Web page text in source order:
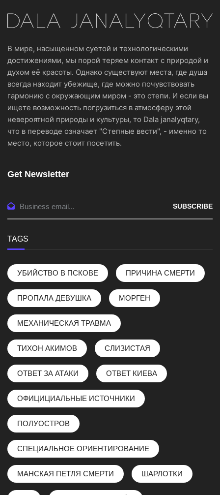
В мире, насыщенном суетой и технологическими
достижениями, мы порой теряем контакт с природой и
духом её красоты. Однако существуют места, где душа
всегда находит убежище, где можно почувствовать
гармонию с окружающим миром - это степи. И если вы
ищете возможность погрузиться в атмосферу этой
невероятной природы и культуры, то Dala janalyqtary,
что в переводе означает "Степные вести", - именно то
место, которое стоит посетить.
Get Newsletter
SUBSCRIBE
TAGS
УБИЙСТВО В ПСКОВЕ ПРИЧИНА СМЕРТИ
ПРОПАЛА ДЕВУШКА МОРГЕН
МЕХАНИЧЕСКАЯ ТРАВМА
ТИХОН АКИМОВ СЛИЗИСТАЯ
ОТВЕТ ЗА АТАКИ ОТВЕТ КИЕВА
ОФИЦИЦИАЛЬНЫЕ ИСТОЧНИКИ
ПОЛУОСТРОВ
СПЕЦИАЛЬНОЕ ОРИЕНТИРОВАНИЕ
МАНСКАЯ ПЕТЛЯ СМЕРТИ ШАРЛОТКИ